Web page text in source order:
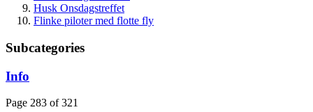
Husk Onsdagstreffet
Flinke piloter med flotte fly
Subcategories
Info
Page 283 of 321